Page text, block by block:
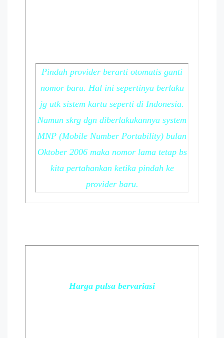
Pindah provider berarti otomatis ganti
nomor baru. Hal ini sepertinya berlaku
jg utk sistem kartu seperti di Indonesia.
Namun skrg dgn diberlakukannya system
MNP (Mobile Number Portability) bulan
Oktober 2006 maka nomor lama tetap bs
kita pertahankan ketika pindah ke
provider baru.
Harga pulsa bervariasi